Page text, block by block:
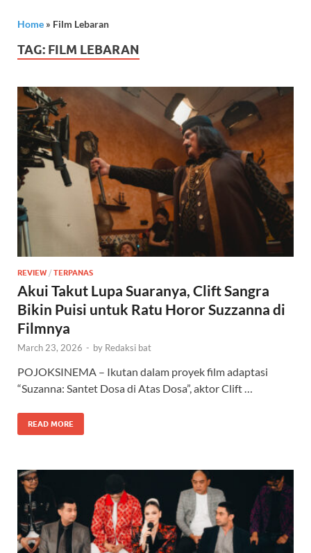
Home » Film Lebaran
TAG: FILM LEBARAN
REVIEW / TERPANAS
Akui Takut Lupa Suaranya, Clift Sangra
Bikin Puisi untuk Ratu Horor Suzzanna di
Filmnya
March 23, 2026 - by Redaksi bat
POJOKSINEMA – Ikutan dalam proyek film adaptasi
“Suzanna: Santet Dosa di Atas Dosa”, aktor Clift …
READ MORE